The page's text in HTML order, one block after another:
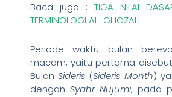
Baca juga : TIGA NILAI
TERMINOLOGI AL-GHOZALI
Periode waktu bulan
macam, yaitu pertama
Bulan Sideris (Sideris Month)
dengan Syahr Nujumi, pada